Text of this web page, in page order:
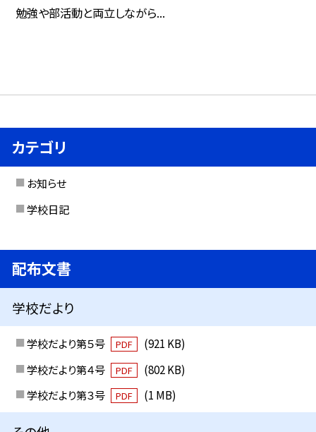
勉強や部活動と両立しながら...
カテゴリ
お知らせ
学校日記
配布文書
学校だより
学校だより第５号 PDF
(921 KB)
学校だより第４号
PDF
(802 KB)
学校だより第３号
PDF (1 MB)